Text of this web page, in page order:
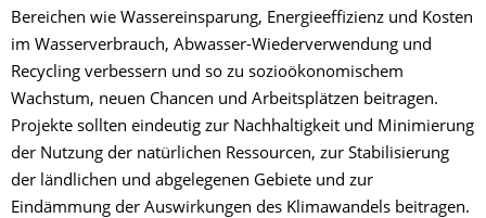
Bereichen wie Wassereinsparung, Energieeffizienz und Kosten
im Wasserverbrauch, Abwasser-Wiederverwendung und
Recycling verbessern und so zu sozioökonomischem
Wachstum, neuen Chancen und Arbeitsplätzen beitragen.
Projekte sollten eindeutig zur Nachhaltigkeit und Minimierung
der Nutzung der natürlichen Ressourcen, zur Stabilisierung
der ländlichen und abgelegenen Gebiete und zur
Eindämmung der Auswirkungen des Klimawandels beitragen.